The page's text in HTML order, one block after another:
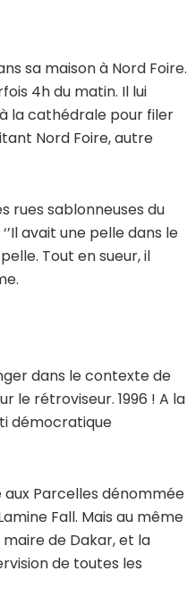
sa maison à Nord Foire.
4h du matin. Il lui
la cathédrale pour filer
Nord Foire, autre
rues sablonneuses du
avait une pelle dans le
Tout en sueur, il
dans le contexte de
le rétroviseur. 1996 ! A la
démocratique
Parcelles dénommée
Fall. Mais au même
de Dakar, et la
de toutes les